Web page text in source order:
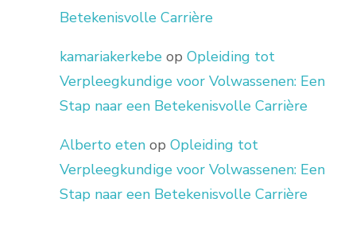
Betekenisvolle Carrière
kamariakerkebe op Opleiding tot
Verpleegkundige voor Volwassenen: Een
Stap naar een Betekenisvolle Carrière
Alberto eten op Opleiding tot
Verpleegkundige voor Volwassenen: Een
Stap naar een Betekenisvolle Carrière